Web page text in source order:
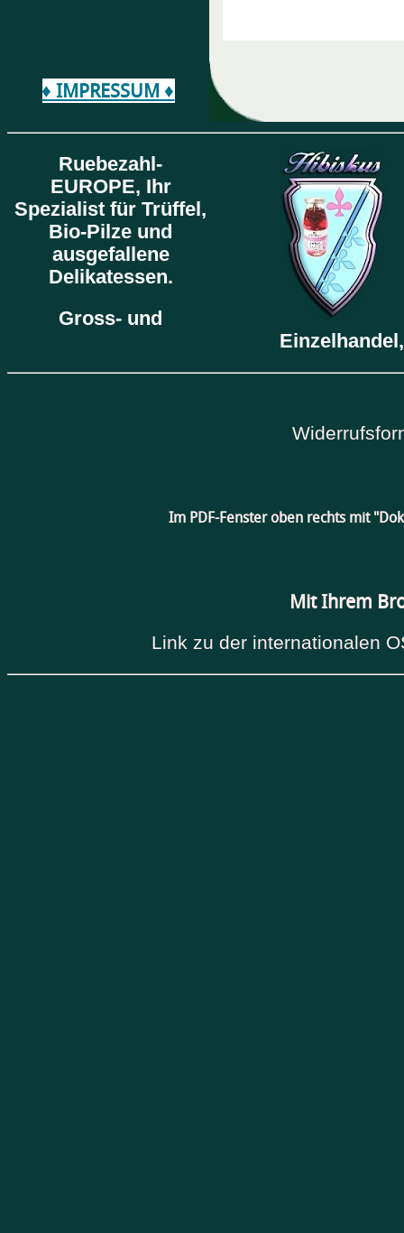
♦ IMPRESSUM ♦
Ruebezahl-
EUROPE, Ihr
Spezialist für Trüffel,
Bio-Pilze und
ausgefallene
Delikatessen.
Gross- und
Im PDF-Fenster oben rechts mit
Mit Ihrem
Link zu der internationalen